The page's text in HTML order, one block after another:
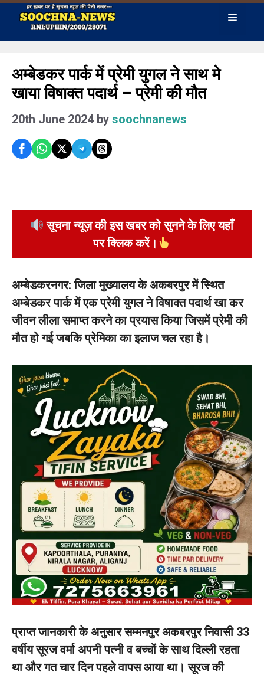
Skip
content
Menu
अम्बेडकर पार्क में प्रेमी युगल ने साथ मे
खाया विषाक्त पदार्थ – प्रेमी की मौत
20th June 2024 by soochnanews
सूचना न्यूज़ की इस खबर को सुनने के लिए यहाँ
पर क्लिक करें।
अम्बेडकरनगर: जिला मुख्यालय के अकबरपुर में स्थित
अम्बेडकर पार्क में एक प्रेमी युगल ने विषाक्त पदार्थ खा कर
जीवन लीला समाप्त करने का प्रयास किया जिसमें प्रेमी की
मौत हो गई जबकि प्रेमिका का इलाज चल रहा है।
प्राप्त जानकारी के अनुसार सम्मनपुर अकबरपुर निवासी 33
वर्षीय सूरज वर्मा अपनी पत्नी व बच्चों के साथ दिल्ली रहता
था और गत चार दिन पहले वापस आया था। सूरज की